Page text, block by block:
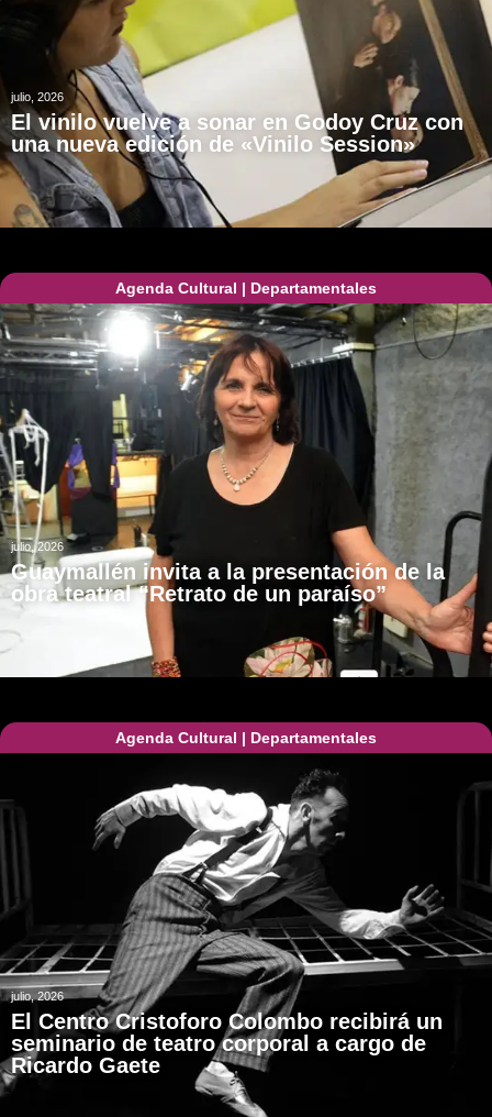
julio, 2026
El vinilo vuelve a sonar en Godoy Cruz con
una nueva edición de «Vinilo Session»
Agenda Cultural | Departamentales
julio, 2026
Guaymallén invita a la presentación de la
obra teatral “Retrato de un paraíso”
Agenda Cultural | Departamentales
julio, 2026
El Centro Cristoforo Colombo recibirá un
seminario de teatro corporal a cargo de
Ricardo Gaete